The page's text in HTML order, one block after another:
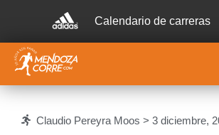
Calendario de carreras
Claudio Pereyra Moos > 3 diciembre,